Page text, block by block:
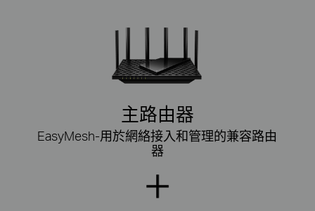
主路由器
EasyMesh-用於網絡接入和管理的兼容路由
器